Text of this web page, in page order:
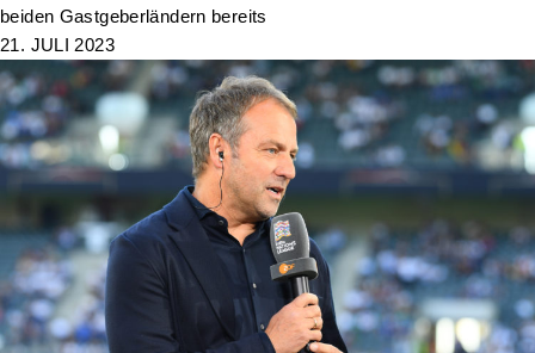
beiden Gastgeberländern bereits
21. JULI 2023